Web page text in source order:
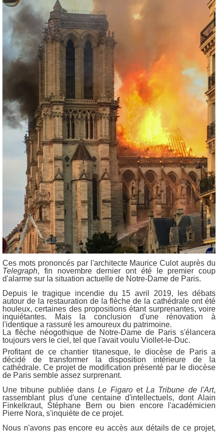
Ces mots prononcés par l'architecte Maurice Culot auprès du
Telegraph, fin novembre dernier ont été le premier coup
d'alarme sur la situation actuelle de Notre-Dame de Paris.
Depuis le tragique incendie du 15 avril 2019, les débats
autour de la restauration de la flèche de la cathédrale ont été
houleux, certaines des propositions étant surprenantes, voire
inquiétantes. Mais la conclusion d'une rénovation à
l'identique a rassuré les amoureux du patrimoine.
La flèche néogothique de Notre-Dame de Paris s'élancera
toujours vers le ciel, tel que l'avait voulu Viollet-le-Duc.
Profitant de ce chantier titanesque, le diocèse de Paris a
décidé de transformer la disposition intérieure de la
cathédrale. Ce projet de modification présenté par le diocèse
de Paris semble assez surprenant.
Une tribune publiée dansLe FigaroetLa Tribune de l'Art,
rassemblant plus d'une centaine d'intellectuels, dont Alain
Finkelkraut, Stéphane Bern ou bien encore l'académicien
Pierre Nora, s'inquiète de ce projet.
Nous n'avons pas encore eu accès aux détails de ce projet,